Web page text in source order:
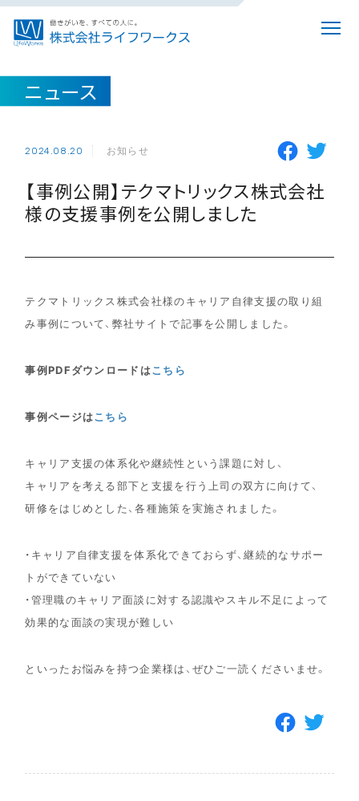
ニュース
2024.08.20 お知らせ
【事例公開】テクマトリックス株式会社
様の支援事例を公開しました
テクマトリックス株式会社様のキャリア自律支援の取り組
み事例について、弊社サイトで記事を公開しました。
事例PDFダウンロードはこちら
事例ページはこちら
キャリア支援の体系化や継続性という課題に対し、
キャリアを考える部下と支援を行う上司の双方に向けて、
研修をはじめとした、各種施策を実施されました。
・キャリア自律支援を体系化できておらず、継続的なサポー
トができていない
・管理職のキャリア面談に対する認識やスキル不足によって
効果的な面談の実現が難しい
といったお悩みを持つ企業様は、ぜひご一読くださいませ。